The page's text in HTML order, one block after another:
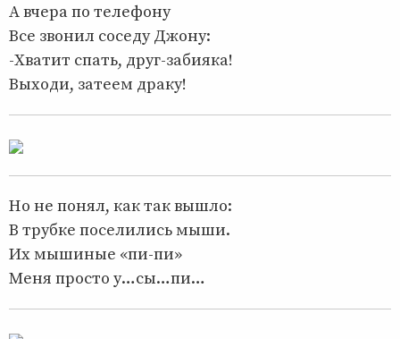
А вчера по телефону
Все звонил соседу Джону:
-Хватит спать, друг-забияка!
Выходи, затеем драку!
Но не понял, как так вышло:
В трубке поселились мыши.
Их мышиные «пи-пи»
Меня просто у…сы…пи…